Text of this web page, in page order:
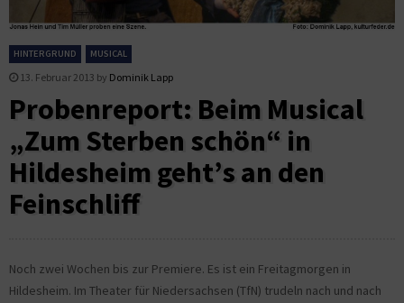
HINTERGRUND MUSICAL
13. Februar 2013 by Dominik Lapp
Probenreport: Beim Musical
„Zum Sterben schön“ in
Hildesheim geht’s an den
Feinschliff
Noch zwei Wochen bis zur Premiere. Es ist ein Freitagmorgen in
Hildesheim. Im Theater für Niedersachsen (TfN) trudeln nach und nach